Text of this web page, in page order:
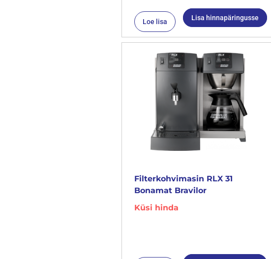
Loe lisa Lisa hinnapäringusse
Filterkohvimasin RLX 31
Bonamat Bravilor
Küsi hinda